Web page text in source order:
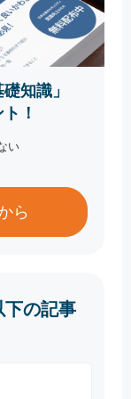
知識」
！
い
ら
下の記事